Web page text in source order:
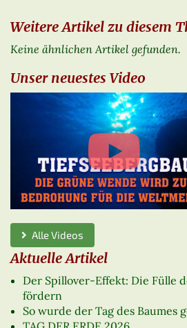
Weitere Artikel zu diesem
Keine ähnlichen Artikel gefunden.
Unser neuestes Video
Alle Videos
Aktuelle Artikel
Der Spillover-Effekt: Die Fülle
fördern
So wurde der Tag des Baumes